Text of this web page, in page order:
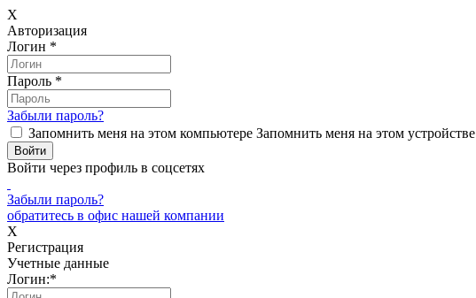
X
Авторизация
Логин *
Пароль *
Забыли пароль?
Запомнить меня на этом компьютере Запомнить меня на этом устройстве
Войти через профиль в соцсетях
Забыли пароль?
обратитесь в офис нашей компании
X
Регистрация
Учетные данные
Логин:*